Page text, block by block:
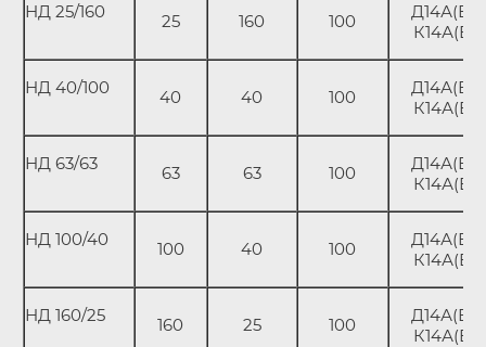
НД 25/160 25 160 100
Д14А(В);
К14А(В)
НД 40/100 40 40 100
Д14А(В);
К14А(В)
НД 63/63 63 63 100
Д14А(В);
К14А(В)
НД 100/40 100 40 100
Д14А(В);
К14А(В)
НД 160/25 160 25 100
Д14А(В);
К14А(В)